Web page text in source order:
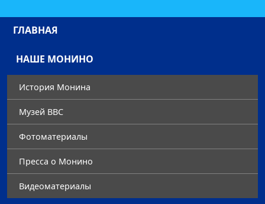
ГЛАВНАЯ
НАШЕ МОНИНО
История Монина
Музей ВВС
Фотоматериалы
Преccа о Монино
Видеоматериалы